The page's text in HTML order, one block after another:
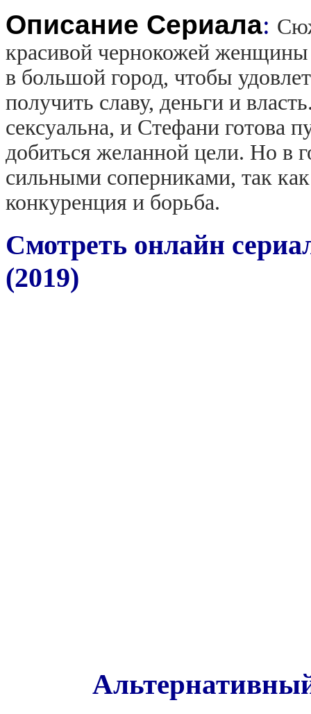
Описание Сериала:
красивой чернокожей
в большой город, чтобы
получить славу, деньги и
сексуальна, и Стефани готова
добиться желанной цели. Но в
сильными соперниками, так
конкуренция и борьба.
Смотреть онлайн
(2019)